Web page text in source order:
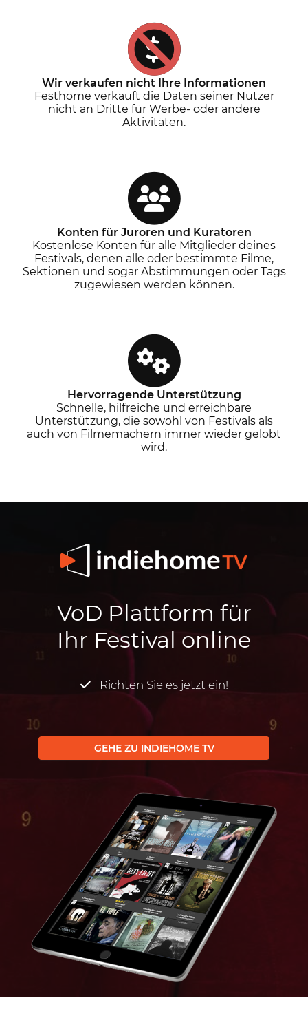
Wir verkaufen nicht Ihre Informationen
Festhome verkauft die Daten seiner Nutzer
nicht an Dritte für Werbe- oder andere
Aktivitäten.
Konten für Juroren und Kuratoren
Kostenlose Konten für alle Mitglieder deines
Festivals, denen alle oder bestimmte Filme,
Sektionen und sogar Abstimmungen oder Tags
zugewiesen werden können.
Hervorragende Unterstützung
Schnelle, hilfreiche und erreichbare
Unterstützung, die sowohl von Festivals als
auch von Filmemachern immer wieder gelobt
wird.
VoD Plattform für
Ihr Festival online
Richten Sie es jetzt ein!
GEHE ZU INDIEHOME TV